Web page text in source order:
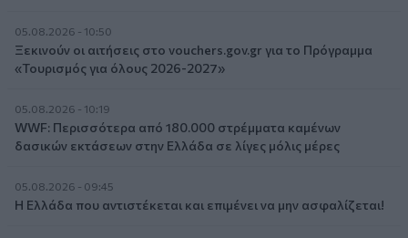
05.08.2026 - 10:50
Ξεκινούν οι αιτήσεις στο vouchers.gov.gr για το Πρόγραμμα
«Τουρισμός για όλους 2026-2027»
05.08.2026 - 10:19
WWF: Περισσότερα από 180.000 στρέμματα καμένων
δασικών εκτάσεων στην Ελλάδα σε λίγες μόλις μέρες
05.08.2026 - 09:45
Η Ελλάδα που αντιστέκεται και επιμένει να μην ασφαλίζεται!